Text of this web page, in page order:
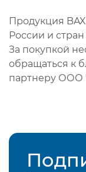
Продукция
России и стран
За покупкой
обращаться к
партнеру ООО